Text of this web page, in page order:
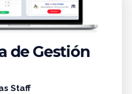
de Gestión
Staff